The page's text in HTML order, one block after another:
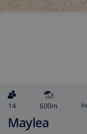
14 600m
Maylea